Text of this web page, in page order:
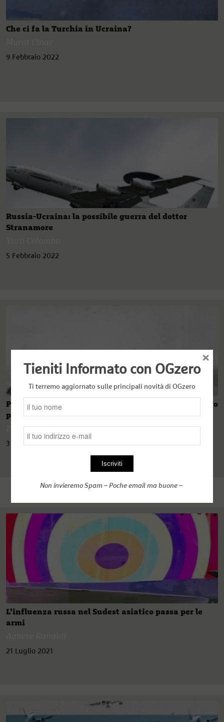
Che ci fa la Turchia in Ucraina?
9 Febbraio 2022
Russia-Ucraina: la possibile guerra del dottor
Stranamore
5 Febbraio 2022
Potenze coloniali, mandarini e conseguenze di lungo
periodo
Eric Salerno
3 Novembre 2021
L’influenza russa nel Sudest asiatico passa per le
armi
21 Luglio 2021
Tieniti Informato con OGzero
Ti terremo aggiornato sulle principali novità di OGzero
Non invieremo Spam – Poche email ma buone –
×